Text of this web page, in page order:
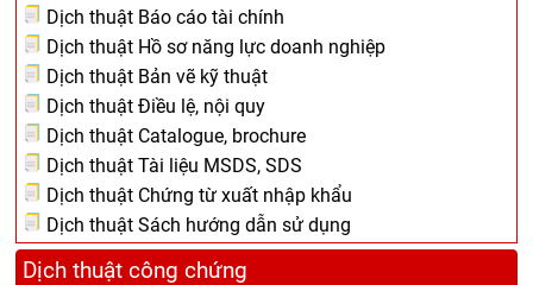
Dịch thuật Báo cáo tài chính
Dịch thuật Hồ sơ năng lực doanh nghiệp
Dịch thuật Bản vẽ kỹ thuật
Dịch thuật Điều lệ, nội quy
Dịch thuật Catalogue, brochure
Dịch thuật Tài liệu MSDS, SDS
Dịch thuật Chứng từ xuất nhập khẩu
Dịch thuật Sách hướng dẫn sử dụng
Dịch thuật công chứng